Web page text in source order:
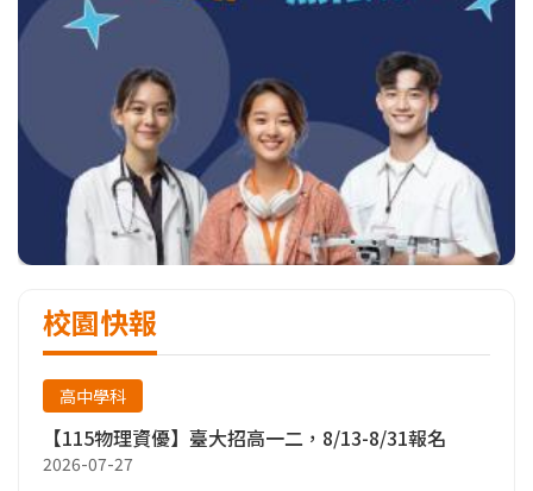
校園快報
高中學科
【115物理資優】臺大招高一二，8/13-8/31報名
2026-07-27